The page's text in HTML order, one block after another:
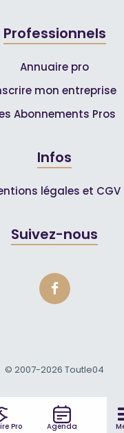
Pro Agenda
Professionnels
Annuaire pro
mon entreprise
Abonnements Pros
Infos
légales et CGV
Suivez-nous
© 2007-2026 Toutle04